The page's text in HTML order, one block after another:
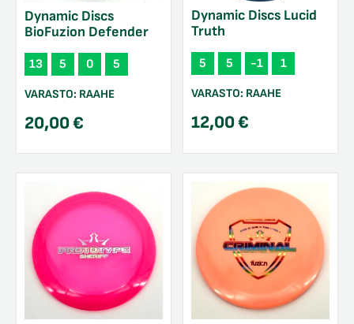
Dynamic Discs
BioFuzion Defender
13 5 0 5
VARASTO: RAAHE
20,00€
Dynamic Discs Lucid
Truth
5 5 -1 1
VARASTO: RAAHE
12,00€